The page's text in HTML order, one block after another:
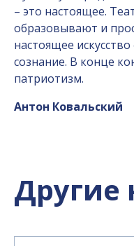
– это настоящее.
образовывают и
настоящее
сознание. В конце
патриотизм.
Антон Ковальский
Другие